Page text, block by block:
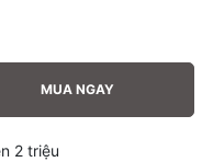
MUA NGAY
2 triệu